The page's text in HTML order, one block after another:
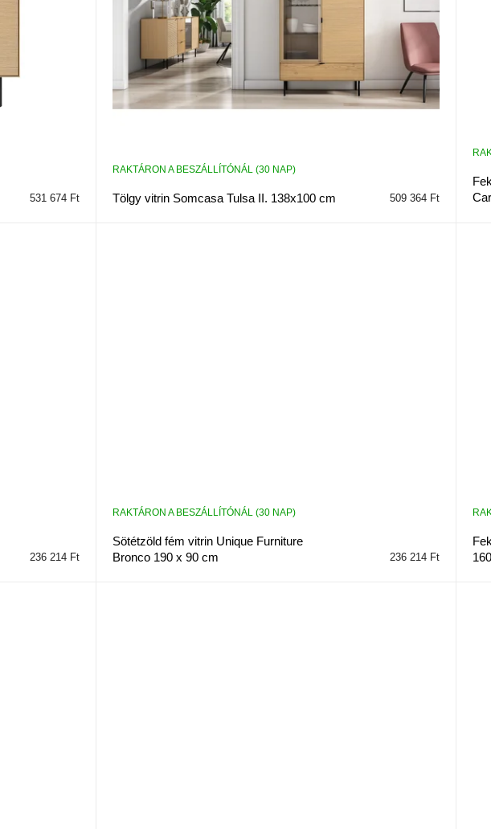
531 674 Ft Tölgy vitrin Somcasa Tulsa II. 138x100 cm
RAKTÁRON A BESZÁLLÍTÓNÁL (30 NAP)
509 364 Ft
236 214 Ft
Sötétzöld fém vitrin Unique Furniture
Bronco 190 x 90 cm
RAKTÁRON A BESZÁLLÍTÓNÁL (30 NAP)
236 214 Ft